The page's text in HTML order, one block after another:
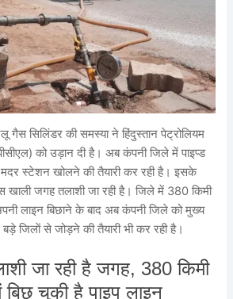
गैस सिलिंडर की समस्या ने हिंदुस्तान पेट्रोलियम
को उड़ान दी है। अब कंपनी जिले में पाइप्ड
स्टेशन खोलने की तैयारी कर रही है। इसके
जगह तलाशी जा रही है। जिले में 380 किमी
लाइन बिछाने के बाद अब कंपनी जिले को मुख्य
जिलाें से जोड़ने की तैयारी भी कर रही है।
जा रही है जगह, 380 किमी
बिछ चुकी है पाइप लाइन